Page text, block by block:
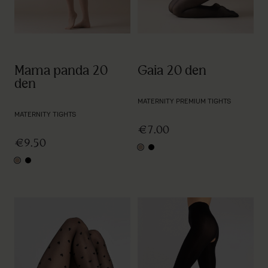
Mama panda 20
den
MATERNITY TIGHTS
€9.50
nudeblack
Gaia 20 den
MATERNITY PREMIUM TIGHTS
€7.00
nudeblack